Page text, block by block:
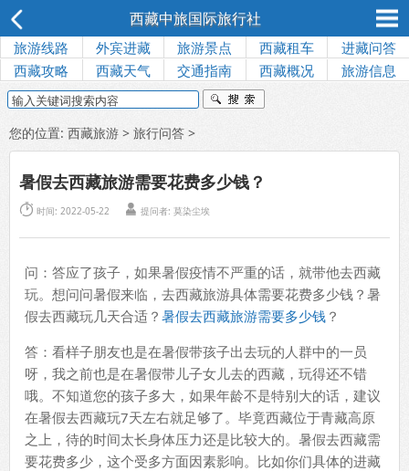
西藏中旅国际旅行社
旅游线路 外宾进藏 旅游景点 西藏租车
进藏问答
西藏攻略
西藏天气 交通指南 西藏概况 旅游信息
您的位置: 西藏旅游 > 旅行问答 >
暑假去西藏旅游需要花费多少钱？
 时间: 2022-05-22  提问者: 莫染尘埃
问：答应了孩子，如果暑假疫情不严重的话，就带他去西藏
玩。想问问暑假来临，去西藏旅游具体需要花费多少钱？暑
假去西藏玩几天合适？ 暑假去西藏旅游需要多少钱 ？
答：看样子朋友也是在暑假带孩子出去玩的人群中的一员
呀，我之前也是在暑假带儿子女儿去的西藏，玩得还不错
哦。不知道您的孩子多大，如果年龄不是特别大的话，建议
在暑假去西藏玩7天左右就足够了。毕竟西藏位于青藏高原
之上，待的时间太长身体压力还是比较大的。暑假去西藏需
要花费多少，这个受多方面因素影响。比如你们具体的进藏